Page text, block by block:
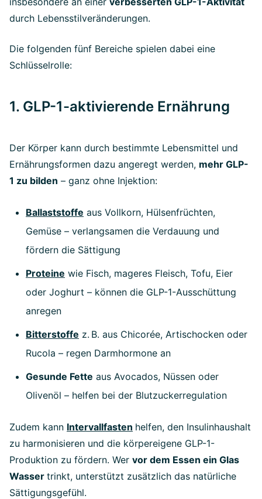
durch Lebensstilveränderungen.
Die folgenden fünf Bereiche spielen dabei eine
Schlüsselrolle:
1. GLP-1-aktivierende Ernährung
Der Körper kann durch bestimmte Lebensmittel und
Ernährungsformen dazu angeregt werden, mehr GLP-
1 zu bilden – ganz ohne Injektion:
Ballaststoffe aus Vollkorn, Hülsenfrüchten,
Gemüse – verlangsamen die Verdauung und
fördern die Sättigung
Proteine wie Fisch, mageres Fleisch, Tofu, Eier
oder Joghurt – können die GLP-1-Ausschüttung
anregen
Bitterstoffe z. B. aus Chicorée, Artischocken oder
Rucola – regen Darmhormone an
Gesunde Fette aus Avocados, Nüssen oder
Olivenöl – helfen bei der Blutzuckerregulation
Zudem kann Intervallfasten helfen, den Insulinhaushalt
zu harmonisieren und die körpereigene GLP-1-
Produktion zu fördern. Wer vor dem Essen ein Glas
Wasser trinkt, unterstützt zusätzlich das natürliche
Sättigungsgefühl.